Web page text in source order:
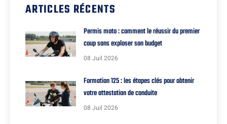
ARTICLES RÉCENTS
Permis moto : comment le réussir du premier
coup sans exploser son budget
08 Juil 2026
Formation 125 : les étapes clés pour obtenir
votre attestation de conduite
08 Juil 2026